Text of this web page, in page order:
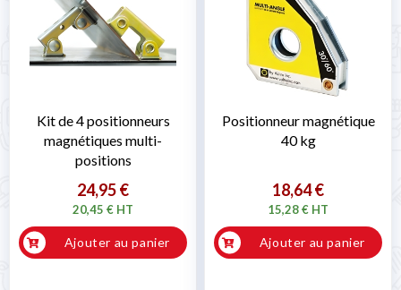
Kit de 4 positionneurs
magnétiques multi-
positions
24,95 €
20,45 € HT
Ajouter au panier
Positionneur magnétique
40 kg
18,64 €
15,28 € HT
Ajouter au panier